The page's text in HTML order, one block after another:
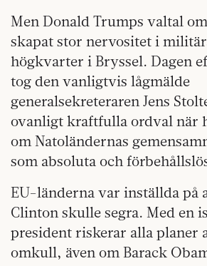
Men Donald Trumps valtal
skapat stor nervositet i
högkvarter i Bryssel. Dagen
tog den vanligtvis lågmälde
generalsekreteraren Jens
ovanligt kraftfulla ordval när
om Natoländernas
som absoluta och
EU-länderna var inställda på
Clinton skulle segra. Med en
president riskerar alla planer
omkull, även om Barack